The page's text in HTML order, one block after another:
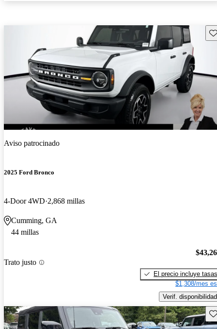
Aviso patrocinado
2025 Ford Bronco
4-Door 4WD 2,868 millas
Cumming, GA
44 millas
Trato justo
El precio incluye tasas
$1,308/mes
Verif. disponibilidad